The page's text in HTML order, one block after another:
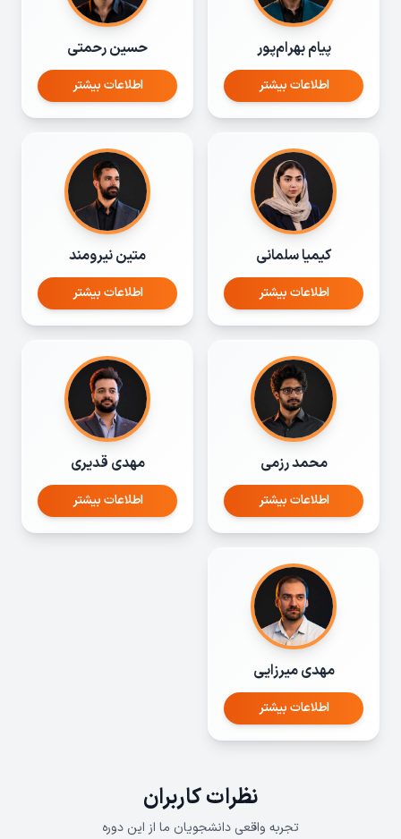
پیام بهرام‌پور
اطلاعات بیشتر
حسین رحمتی
اطلاعات بیشتر
کیمیا سلمانی
اطلاعات بیشتر
متین نیرومند
اطلاعات بیشتر
محمد رزمی
اطلاعات بیشتر
مهدی قدیری
اطلاعات بیشتر
مهدی میرزایی
اطلاعات بیشتر
نظرات کاربران
تجربه واقعی دانشجویان ما از این دوره